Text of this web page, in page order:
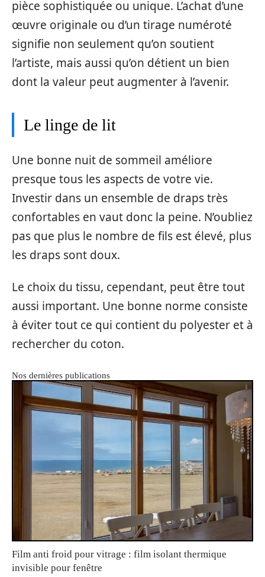
pièce sophistiquée ou unique. L’achat d’une
œuvre originale ou d’un tirage numéroté
signifie non seulement qu’on soutient
l’artiste, mais aussi qu’on détient un bien
dont la valeur peut augmenter à l’avenir.
Le linge de lit
Une bonne nuit de sommeil améliore
presque tous les aspects de votre vie.
Investir dans un ensemble de draps très
confortables en vaut donc la peine. N’oubliez
pas que plus le nombre de fils est élevé, plus
les draps sont doux.
Le choix du tissu, cependant, peut être tout
aussi important. Une bonne norme consiste
à éviter tout ce qui contient du polyester et à
rechercher du coton.
Nos dernières publications
Film anti froid pour vitrage : film isolant thermique
invisible pour fenêtre